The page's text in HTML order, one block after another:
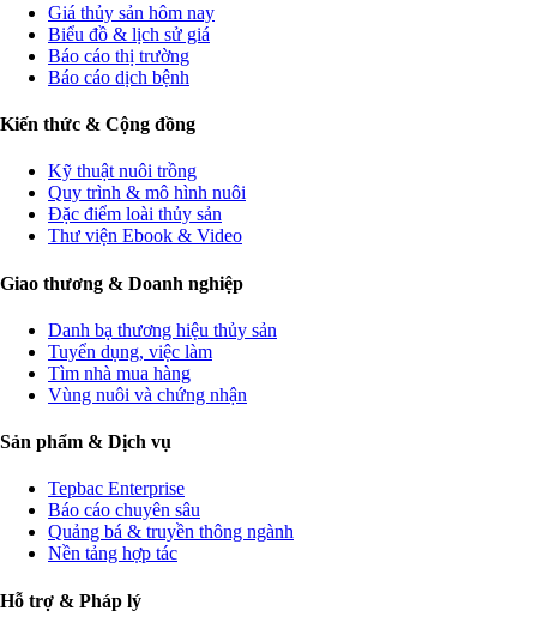
Giá thủy sản hôm nay
Biểu đồ & lịch sử giá
Báo cáo thị trường
Báo cáo dịch bệnh
Kiến thức & Cộng đồng
Kỹ thuật nuôi trồng
Quy trình & mô hình nuôi
Đặc điểm loài thủy sản
Thư viện Ebook & Video
Giao thương & Doanh nghiệp
Danh bạ thương hiệu thủy sản
Tuyển dụng, việc làm
Tìm nhà mua hàng
Vùng nuôi và chứng nhận
Sản phẩm & Dịch vụ
Tepbac Enterprise
Báo cáo chuyên sâu
Quảng bá & truyền thông ngành
Nền tảng hợp tác
Hỗ trợ & Pháp lý